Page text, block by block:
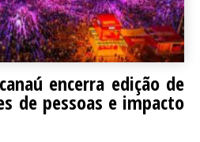
encerra edição de
de pessoas e impacto